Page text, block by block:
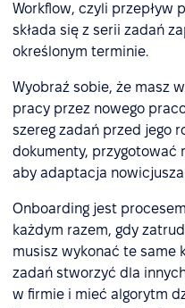
Workflow, czyli przepływ
składa się z serii zadań
określonym terminie.
Wyobraź sobie, że masz
pracy przez nowego
szereg zadań przed jego
dokumenty, przygotować
aby adaptacja
Onboarding jest
każdym razem, gdy
musisz wykonać te same
zadań stworzyć dla
w firmie i mieć algorytm